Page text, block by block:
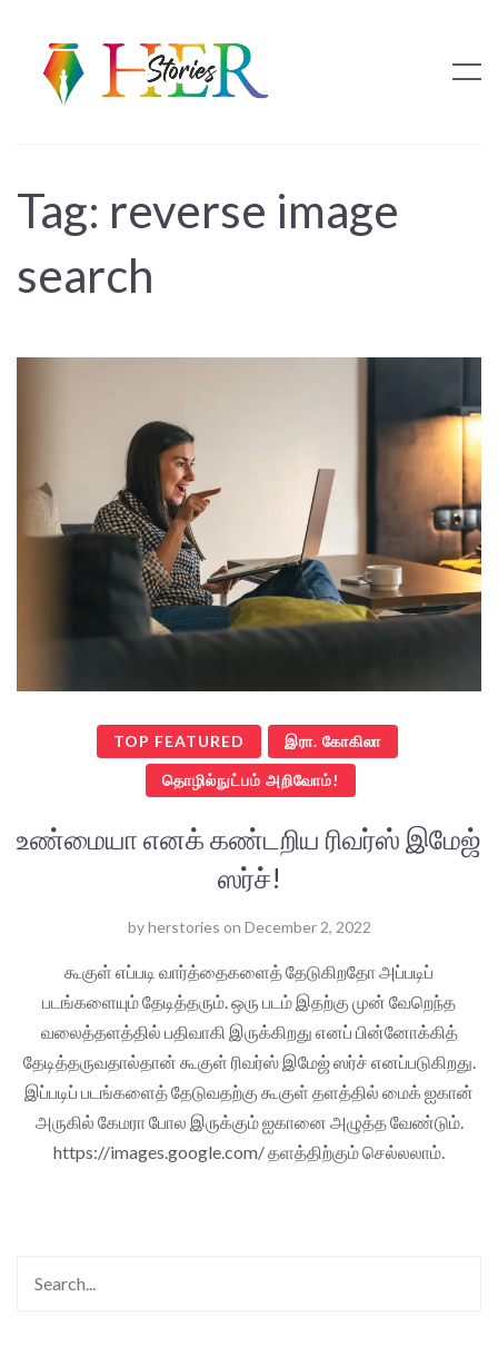
Tag: reverse image
search
TOP FEATURED இரா. கோகிலா
தொழில்நுட்பம் அறிவோம்!
உண்மையா எனக் கண்டறிய ரிவர்ஸ் இமேஜ்
ஸர்ச்!
byherstories on December 2, 2022
கூகுள் எப்படி வார்த்தைகளைத் தேடுகிறதோ அப்படிப்
படங்களையும் தேடித்தரும். ஒரு படம் இதற்கு முன் வேறெந்த
வலைத்தளத்தில் பதிவாகி இருக்கிறது எனப் பின்னோக்கித்
தேடித்தருவதால்தான் கூகுள் ரிவர்ஸ் இமேஜ் ஸர்ச் எனப்படுகிறது.
இப்படிப் படங்களைத் தேடுவதற்கு கூகுள் தளத்தில் மைக் ஐகான்
அருகில் கேமரா போல இருக்கும் ஐகானை அழுத்த வேண்டும்.
https://images.google.com/ தளத்திற்கும் செல்லலாம்.